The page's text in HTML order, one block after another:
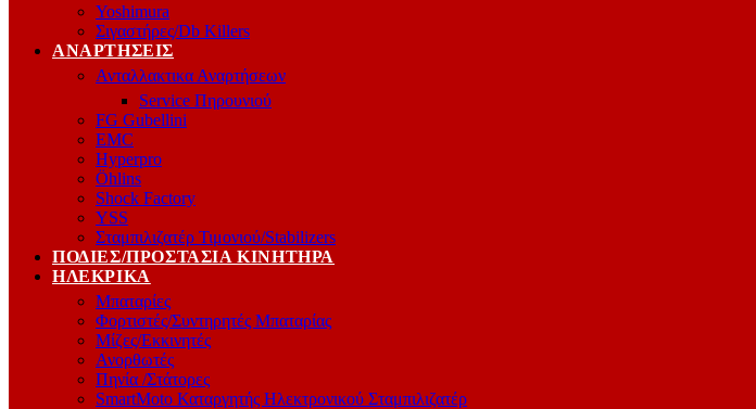
Yoshimura
Σιγαστήρες/Db Killers
ΑΝΑΡΤΉΣΕΙΣ
Ανταλλακτικα Αναρτήσεων
Service Πηρουνιού
FG Gubellini
EMC
Hyperpro
Öhlins
Shock Factory
YSS
Σταμπιλιζατέρ Τιμονιού/Stabilizers
ΠΟΔΙΈΣ/ΠΡΟΣΤΑΣΊΑ ΚΙΝΗΤΉΡΑ
ΗΛΕΚΡΙΚΆ
Μπαταρίες
Φορτιστές/Συντηρητές Μπαταρίας
Μίζες/Εκκινητές
Ανορθωτές
Πηνία /Στάτορες
SmartMoto Καταργητής Ηλεκτρονικού Σταμπιλιζατέρ